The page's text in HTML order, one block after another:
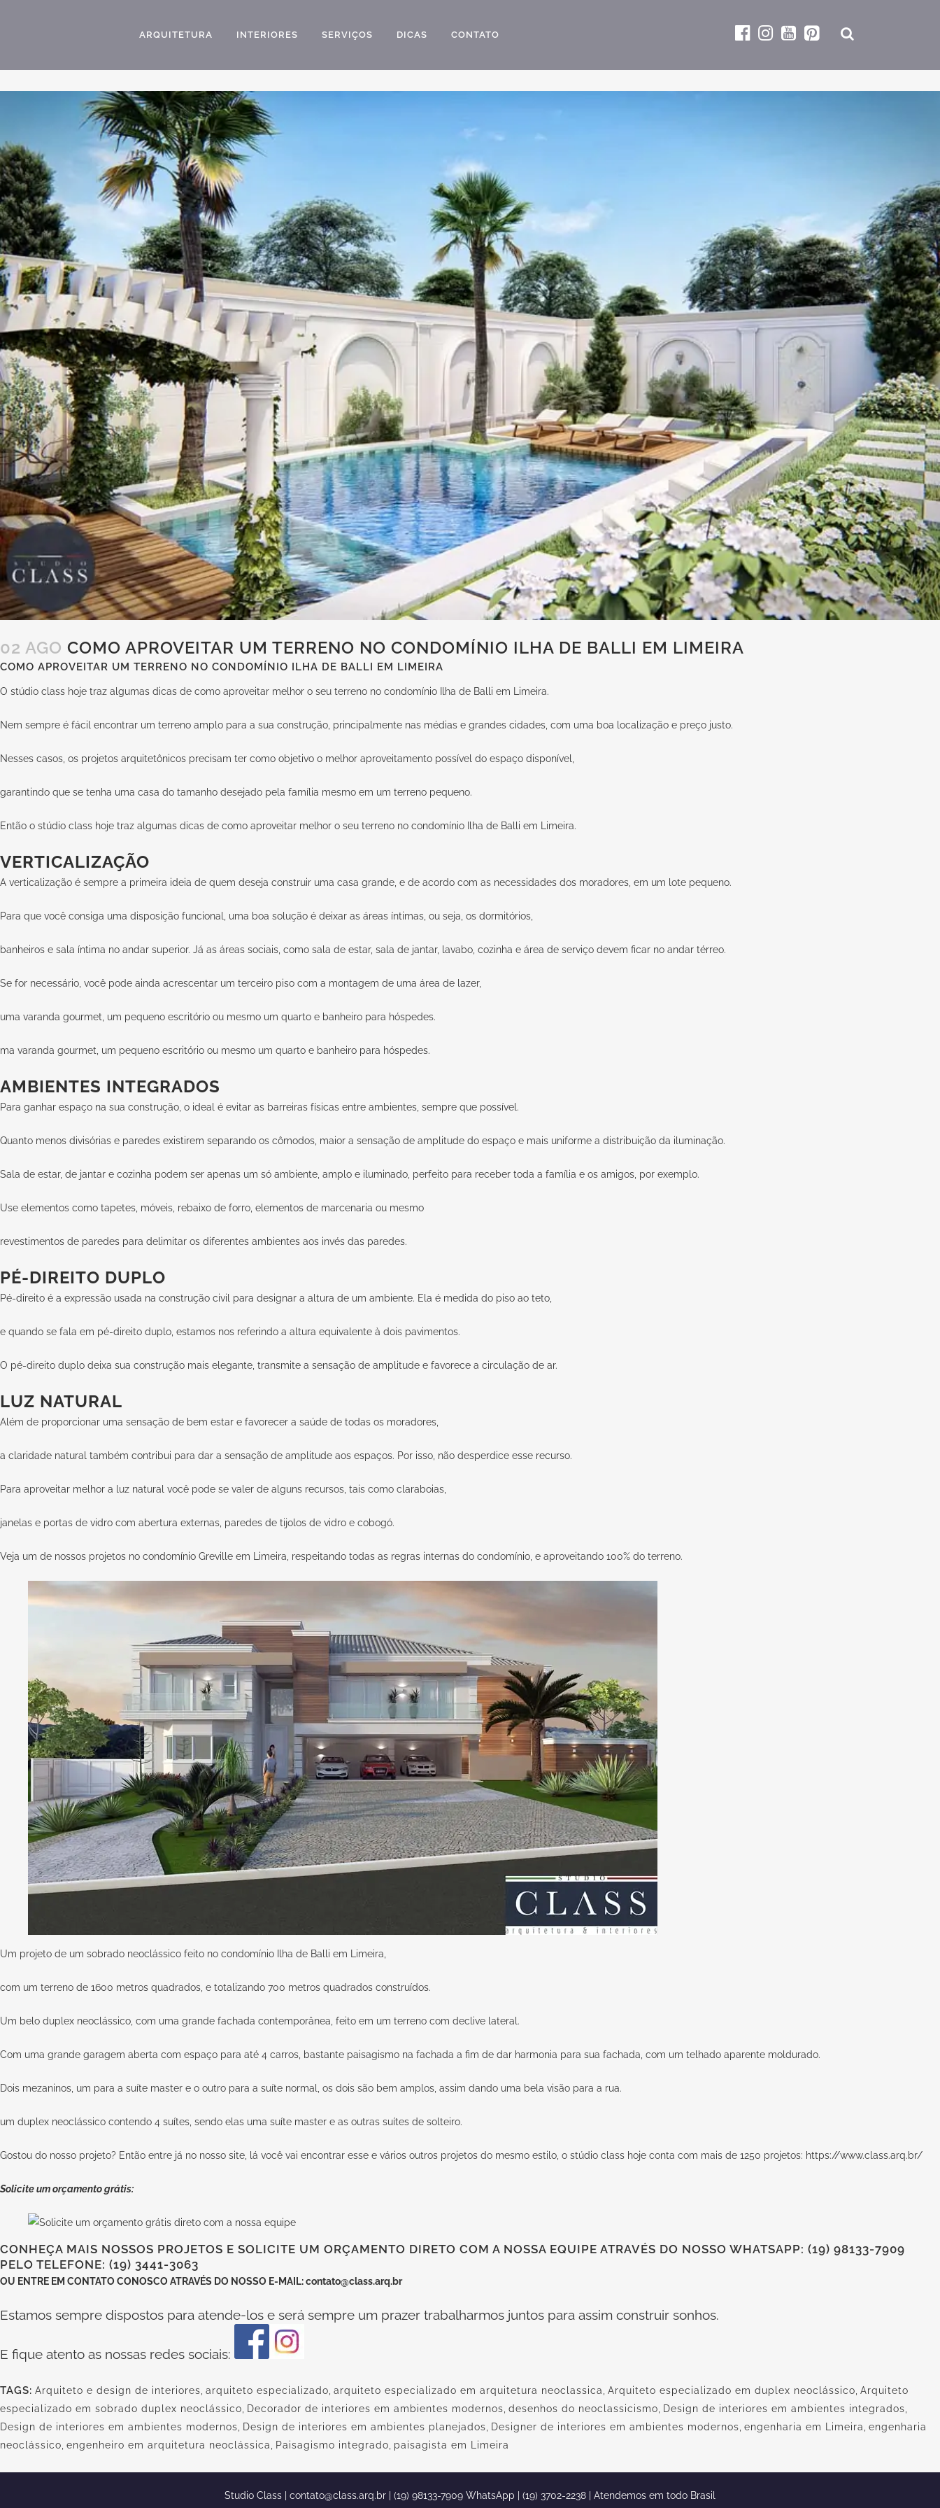
ARQUITETURA INTERIORES SERVIÇOS DICAS CONTATO
02 AGO COMO APROVEITAR UM TERRENO NO CONDOMÍNIO ILHA DE BALLI EM LIMEIRA
COMO APROVEITAR UM TERRENO NO CONDOMÍNIO ILHA DE BALLI EM LIMEIRA
O stúdio class hoje traz algumas dicas de como aproveitar melhor o seu terreno no condomínio Ilha de Balli em Limeira.
Nem sempre é fácil encontrar um terreno amplo para a sua construção, principalmente nas médias e grandes cidades, com uma boa localização e preço justo.
Nesses casos, os projetos arquitetônicos precisam ter como objetivo o melhor aproveitamento possível do espaço disponível,
garantindo que se tenha uma casa do tamanho desejado pela família mesmo em um terreno pequeno.
Então o stúdio class hoje traz algumas dicas de como aproveitar melhor o seu terreno no condomínio Ilha de Balli em Limeira.
VERTICALIZAÇÃO
A verticalização é sempre a primeira ideia de quem deseja construir uma casa grande, e de acordo com as necessidades dos moradores, em um lote pequeno.
Para que você consiga uma disposição funcional, uma boa solução é deixar as áreas íntimas, ou seja, os dormitórios,
banheiros e sala íntima no andar superior. Já as áreas sociais, como sala de estar, sala de jantar, lavabo, cozinha e área de serviço devem ficar no andar térreo.
Se for necessário, você pode ainda acrescentar um terceiro piso com a montagem de uma área de lazer,
uma varanda gourmet, um pequeno escritório ou mesmo um quarto e banheiro para hóspedes.
ma varanda gourmet, um pequeno escritório ou mesmo um quarto e banheiro para hóspedes.
AMBIENTES INTEGRADOS
Para ganhar espaço na sua construção, o ideal é evitar as barreiras físicas entre ambientes, sempre que possível.
Quanto menos divisórias e paredes existirem separando os cômodos, maior a sensação de amplitude do espaço e mais uniforme a distribuição da iluminação.
Sala de estar, de jantar e cozinha podem ser apenas um só ambiente, amplo e iluminado, perfeito para receber toda a família e os amigos, por exemplo.
Use elementos como tapetes, móveis, rebaixo de forro, elementos de marcenaria ou mesmo
revestimentos de paredes para delimitar os diferentes ambientes aos invés das paredes.
PÉ-DIREITO DUPLO
Pé-direito é a expressão usada na construção civil para designar a altura de um ambiente. Ela é medida do piso ao teto,
e quando se fala em pé-direito duplo, estamos nos referindo a altura equivalente à dois pavimentos.
O pé-direito duplo deixa sua construção mais elegante, transmite a sensação de amplitude e favorece a circulação de ar.
LUZ NATURAL
Além de proporcionar uma sensação de bem estar e favorecer a saúde de todas os moradores,
a claridade natural também contribui para dar a sensação de amplitude aos espaços. Por isso, não desperdice esse recurso.
Para aproveitar melhor a luz natural você pode se valer de alguns recursos, tais como claraboias,
janelas e portas de vidro com abertura externas, paredes de tijolos de vidro e cobogó.
Veja um de nossos projetos no condomínio Greville em Limeira, respeitando todas as regras internas do condomínio, e aproveitando 100% do terreno.
Um projeto de um sobrado neoclássico feito no condomínio Ilha de Balli em Limeira,
com um terreno de 1600 metros quadrados, e totalizando 700 metros quadrados construídos.
Um belo duplex neoclássico, com uma grande fachada contemporânea, feito em um terreno com declive lateral.
Com uma grande garagem aberta com espaço para até 4 carros, bastante paisagismo na fachada a fim de dar harmonia para sua fachada, com um telhado aparente moldurado.
Dois mezaninos, um para a suíte master e o outro para a suíte normal, os dois são bem amplos, assim dando uma bela visão para a rua.
um duplex neoclássico contendo 4 suítes, sendo elas uma suíte master e as outras suítes de solteiro.
Gostou do nosso projeto? Então entre já no nosso site, lá você vai encontrar esse e vários outros projetos do mesmo estilo, o stúdio class hoje conta com mais de 1250 projetos: https://www.class.arq.br/
Solicite um orçamento grátis:
CONHEÇA MAIS NOSSOS PROJETOS E SOLICITE UM ORÇAMENTO DIRETO COM A NOSSA EQUIPE ATRAVÉS DO NOSSO WHATSAPP: (19) 98133-7909
PELO TELEFONE: (19) 3441-3063
OU ENTRE EM CONTATO CONOSCOATRAVÉS DO NOSSO E-MAIL:contato@class.arq.br
Estamos sempre dispostos para atende-los e será sempre um prazer trabalharmos juntos para assim construir sonhos.
E fique atento as nossas redes sociais:
TAGS: Arquiteto e design de interiores arquiteto especializado arquiteto especializado em arquitetura neoclassica Arquiteto especializado em duplex neoclássico Arquiteto
especializado em sobrado duplex neoclássico
Decorador de interiores em ambientes modernos desenhos do neoclassicismo Design de interiores em ambientes integrados
Design de interiores em ambientes modernos
Design de interiores em ambientes planejados Designer de interiores em ambientes modernos engenharia em Limeira engenharia
neoclássico engenheiro em arquitetura neoclássica Paisagismo integrado paisagista em Limeira
Studio Class | contato@class.arq.br | (19) 98133-7909 WhatsApp | (19) 3702-2238 | Atendemos em todo Brasil